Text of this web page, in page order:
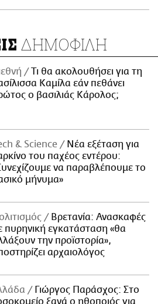
ΔΗΜΟΦΙΛΗ
Τι θα ακολουθήσει για τη
Καμίλα εάν πεθάνει
ο βασιλιάς Κάρολος;
& Science
Νέα εξέταση για
του παχέος εντέρου:
να παραβλέπουμε το
μήνυμα»
Βρετανία: Ανασκαφές
πυρηνική εγκατάσταση «θα
την προϊστορία»,
αρχαιολόγος
Γιώργος Παράσχος: Στο
ξανά ο ηθοποιός για